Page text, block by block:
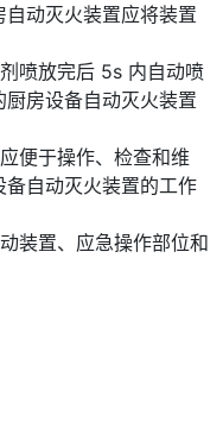
动灭火装置应将装置
喷放完后 5s 内自动喷
房设备自动灭火装置
便于操作、检查和维
自动灭火装置的工作
装置、应急操作部位和